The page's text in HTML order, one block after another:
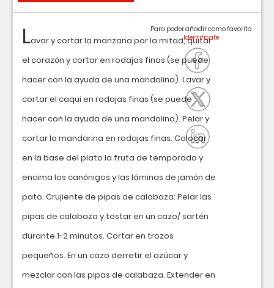
Lavar y cortar la manzana por la mitad, quitar
el corazón y cortar en rodajas finas (se puede
hacer con la ayuda de una mandolina). Lavar y
cortar el caqui en rodajas finas (se puede
hacer con la ayuda de una mandolina). Pelar y
cortar la mandarina en rodajas finas. Colocar
en la base del plato la fruta de temporada y
encima los canónigos y las láminas de jamón de
pato. Crujiente de pipas de calabaza: Pelar las
pipas de calabaza y tostar en un cazo/ sartén
durante 1-2 minutos. Cortar en trozos
pequeños. En un cazo derretir el azúcar y
mezclar con las pipas de calabaza. Extender en
Para poder añadir como favorito